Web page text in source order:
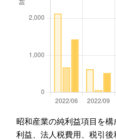
昭和産業の純利益項目を
利益、法人税費用、税引